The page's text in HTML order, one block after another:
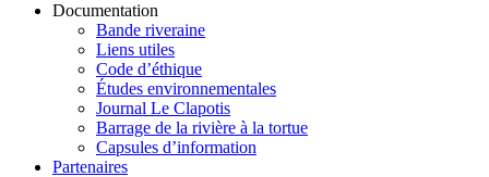
Documentation
Bande riveraine
Liens utiles
Code d’éthique
Études environnementales
Journal Le Clapotis
Barrage de la rivière à la tortue
Capsules d’information
Partenaires